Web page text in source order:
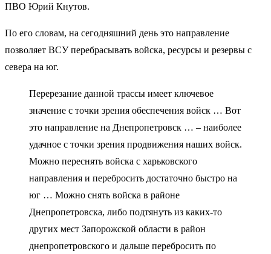
ПВО Юрий Кнутов.
По его словам, на сегодняшний день это направление
позволяет ВСУ перебрасывать войска, ресурсы и резервы с
севера на юг.
Перерезание данной трассы имеет ключевое
значение с точки зрения обеспечения войск … Вот
это направление на Днепропетровск … – наиболее
удачное с точки зрения продвижения наших войск.
Можно переснять войска с харьковского
направления и перебросить достаточно быстро на
юг … Можно снять войска в районе
Днепропетровска, либо подтянуть из каких-то
других мест Запорожской области в район
днепропетровского и дальше перебросить по